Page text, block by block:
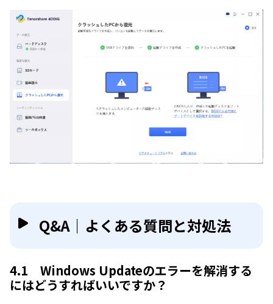
Q&A｜よくある質問と対処法
4.1 Windows Updateのエラーを解消する
にはどうすればいいですか？